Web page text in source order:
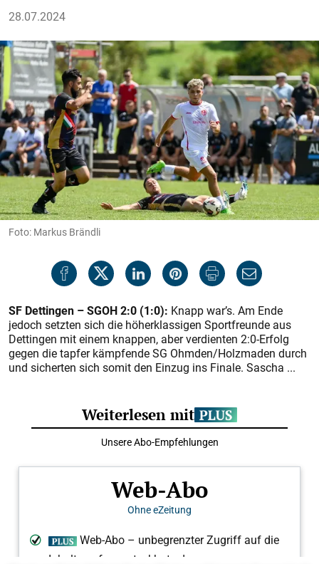
28.07.2024
Foto: Markus Brändli
SF Dettingen – SGOH 2:0 (1:0): Knapp war’s. Am Ende
jedoch setzten sich die höherklassigen Sportfreunde aus
Dettingen mit einem knappen, aber verdienten 2:0-Erfolg
gegen die tapfer kämpfende SG Ohmden/Holzmaden durch
und sicherten sich somit den Einzug ins Finale. Sascha ...